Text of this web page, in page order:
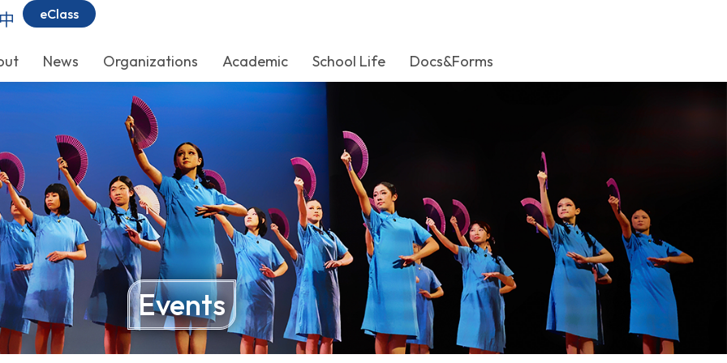
eClass
News Organizations Academic School Life Docs&Forms
Events